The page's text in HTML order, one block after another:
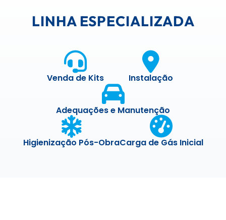
LINHA ESPECIALIZADA
Venda de Kits Instalação
Adequações e Manutenção
Higienização Pós-ObraCarga de Gás Inicial